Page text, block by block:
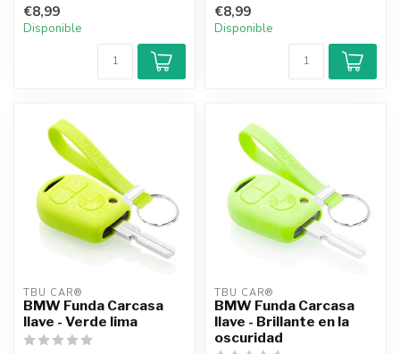
€8,99
Disponible
€8,99
Disponible
TBU CAR®
BMW Funda Carcasa
llave - Verde lima
TBU CAR®
BMW Funda Carcasa
llave - Brillante en la
oscuridad